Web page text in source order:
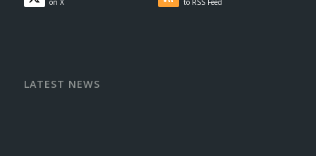
on X to RSS Feed
LATEST NEWS